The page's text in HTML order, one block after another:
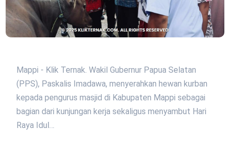
Mappi - Klik Ternak. Wakil Gubernur Papua Selatan
(PPS), Paskalis Imadawa, menyerahkan hewan kurban
kepada pengurus masjid di Kabupaten Mappi sebagai
bagian dari kunjungan kerja sekaligus menyambut Hari
Raya Idul…